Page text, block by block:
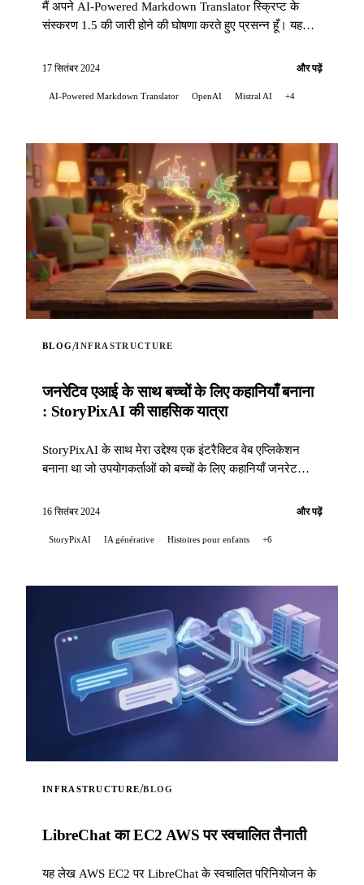
मैं अपने AI-Powered Markdown Translator स्क्रिप्ट के
संस्करण 1.5 की जारी होने की घोषणा करते हुए प्रसन्न हूँ। यह
17 सितंबर 2024 और पढ़ें
AI-Powered Markdown Translator OpenAI Mistral AI +4
BLOG/INFRASTRUCTURE
जनरेटिव एआई के साथ बच्चों के लिए कहानियाँ बनाना
: StoryPixAI की साहसिक यात्रा
StoryPixAI के साथ मेरा उद्देश्य एक इंटरैक्टिव वेब एप्लिकेशन
बनाना था जो उपयोगकर्ताओं को बच्चों के लिए कहानियाँ जनरेट
से समृद्ध किया गया है...
16 सितंबर 2024 और पढ़ें
StoryPixAI IA générative Histoires pour enfants +6
INFRASTRUCTURE/BLOG
LibreChat का EC2 AWS पर स्वचालित तैनाती
यह लेख AWS EC2 पर LibreChat के स्वचालित परिनियोजन के